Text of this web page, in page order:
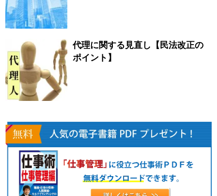
代理に関する見直し【民法改正の
ポイント】